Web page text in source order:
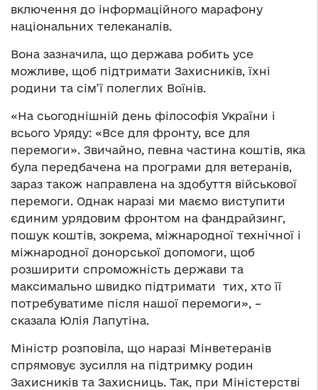
включення до інформаційного марафону
національних телеканалів.
Вона зазначила, що держава робить усе
можливе, щоб підтримати Захисників, їхні
родини та сім’ї полеглих Воїнів.
«На сьогоднішній день філософія України і
всього Уряду: «Все для фронту, все для
перемоги». Звичайно, певна частина коштів, яка
була передбачена на програми для ветеранів,
зараз також направлена на здобуття військової
перемоги. Однак наразі ми маємо виступити
єдиним урядовим фронтом на фандрайзинг,
пошук коштів, зокрема, міжнародної технічної і
міжнародної донорської допомоги, щоб
розширити спроможність держави та
максимально швидко підтримати тих, хто її
потребуватиме після нашої перемоги», –
сказала Юлія Лапутіна.
Міністр розповіла, що наразі Мінветеранів
спрямовує зусилля на підтримку родин
Захисників та Захисниць. Так, при Міністерстві